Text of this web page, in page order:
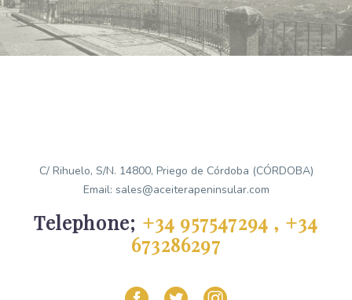
C/ Rihuelo, S/N. 14800, Priego de Córdoba (CÓRDOBA)
Email: sales@aceiterapeninsular.com
Telephone; +34 957547294 , +34
673286297